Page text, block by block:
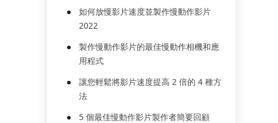
如何放慢影片速度並製作慢動作影片
2022
製作慢動作影片的最佳慢動作相機和應
用程式
讓您輕鬆將影片速度提高 2 倍的 4 種方
法
5 個最佳慢動作影片製作者簡要回顧